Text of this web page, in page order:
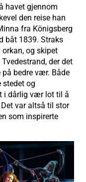
havet gjennom
den reise han
fra Königsberg
båt 1839. Straks
og skipet
der det
på bedre vær. Både
stedet og
i dårlig vær lot til å
var altså til stor
som inspirerte